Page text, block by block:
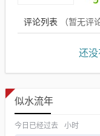
评论列表 （暂无评
还没
似水流年
今日已经过去 小时